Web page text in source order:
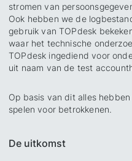
stromen van
Ook hebben we de
gebruik van TOPdesk
waar het technische
TOPdesk ingediend voor
uit naam van de test
Op basis van dit alles
spelen voor betrokkenen.
De uitkomst